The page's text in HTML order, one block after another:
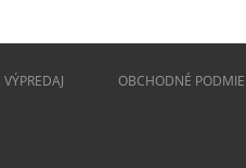
VÝPREDAJ OBCHODNÉ